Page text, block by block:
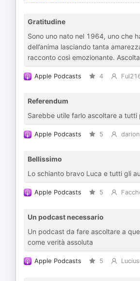
Gratitudine
Sono uno nato nel 1964, uno che
dell’anima lasciando tanta
racconto così emozionante.
Apple Podcasts 4
Referendum
Sarebbe utile farlo ascoltare a
Apple Podcasts 5
Bellissimo
Lo schianto bravo Luca e tutti gli
Apple Podcasts 5
Un podcast necessario
Un podcast da fare ascoltare a
come verità assoluta
Apple Podcasts 5